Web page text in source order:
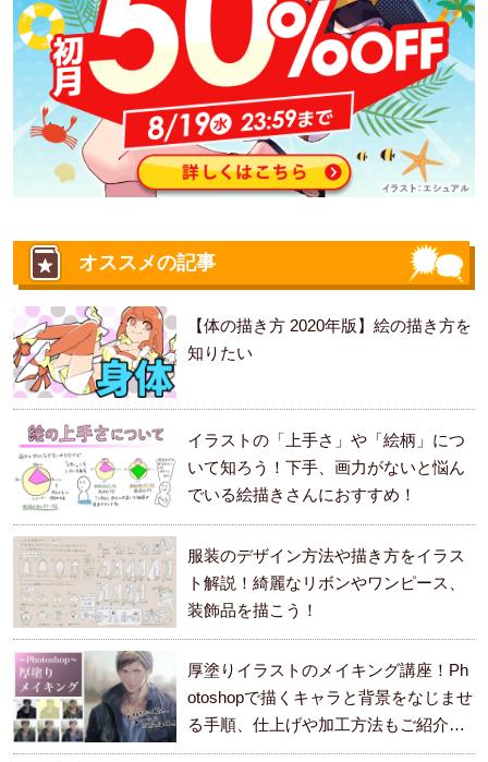
オススメの記事
【体の描き方 2020年版】絵の描き方を
知りたい
イラストの「上手さ」や「絵柄」につ
いて知ろう！下手、画力がないと悩ん
でいる絵描きさんにおすすめ！
服装のデザイン方法や描き方をイラス
ト解説！綺麗なリボンやワンピース、
装飾品を描こう！
厚塗りイラストのメイキング講座！Ph
otoshopで描くキャラと背景をなじませ
る手順、仕上げや加工方法もご紹介し
ます。